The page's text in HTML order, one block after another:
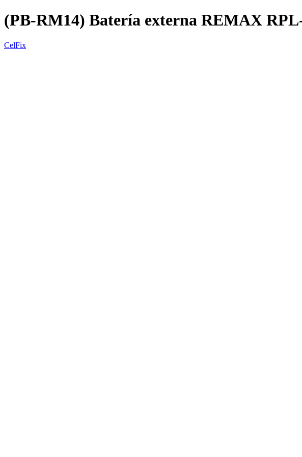
(PB-RM14) Batería externa REMAX
CelFix